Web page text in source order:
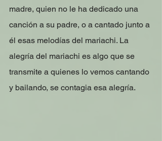
madre, quien no le ha dedicado una
canción a su padre, o a cantado junto a
él esas melodías del mariachi. La
alegría del mariachi es algo que se
transmite a quienes lo vemos cantando
y bailando, se contagia esa alegría.